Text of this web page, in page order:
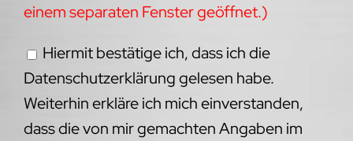
Rahmen der Kontaktaufnahme gesendet
Bitte zeigen Sie, dass Sie ein Mensch sind
und wählen Sie das SymbolLKWaus.